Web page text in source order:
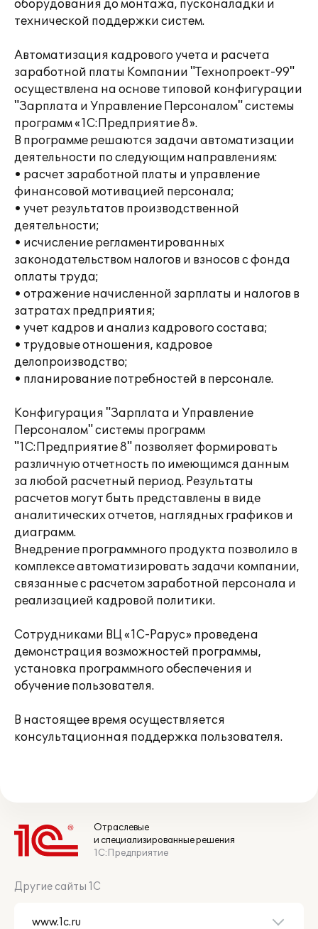
оборудования до монтажа, пусконаладки и
технической поддержки систем.
Автоматизация кадрового учета и расчета
заработной платы Компании "Технопроект-99"
осуществлена на основе типовой конфигурации
"Зарплата и Управление Персоналом" системы
программ «1С:Предприятие 8».
В программе решаются задачи автоматизации
деятельности по следующим направлениям:
• расчет заработной платы и управление
финансовой мотивацией персонала;
• учет результатов производственной
деятельности;
• исчисление регламентированных
законодательством налогов и взносов с фонда
оплаты труда;
• отражение начисленной зарплаты и налогов в
затратах предприятия;
• учет кадров и анализ кадрового состава;
• трудовые отношения, кадровое
делопроизводство;
• планирование потребностей в персонале.
Конфигурация "Зарплата и Управление
Персоналом" системы программ
"1С:Предприятие 8" позволяет формировать
различную отчетность по имеющимся данным
за любой расчетный период. Результаты
расчетов могут быть представлены в виде
аналитических отчетов, наглядных графиков и
диаграмм.
Внедрение программного продукта позволило в
комплексе автоматизировать задачи компании,
связанные с расчетом заработной персонала и
реализацией кадровой политики.
Сотрудниками ВЦ «1С-Рарус» проведена
демонстрация возможностей программы,
установка программного обеспечения и
обучение пользователя.
В настоящее время осуществляется
консультационная поддержка пользователя.
Отраслевые
и специализированные решения
1С:Предприятие
Другие сайты 1С